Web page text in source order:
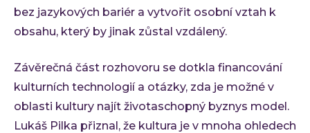
bez jazykových bariér a vytvořit osobní vztah k
obsahu, který by jinak zůstal vzdálený.
Závěrečná část rozhovoru se dotkla financování
kulturních technologií a otázky, zda je možné v
oblasti kultury najít životaschopný byznys model.
Lukáš Pilka přiznal, že kultura je v mnoha ohledech